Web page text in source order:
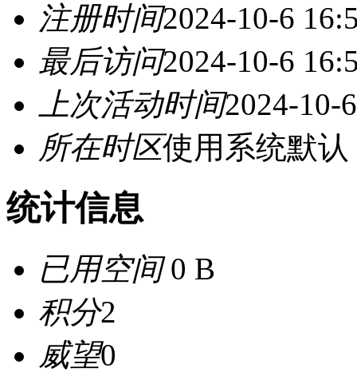
注册时间2024-10-6
最后访问2024-10-6
上次活动时间2024-10-
所在时区使用系统默认
统计信息
已用空间0 B
积分2
威望0